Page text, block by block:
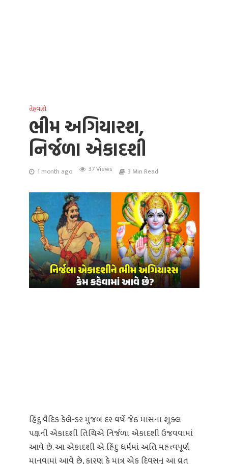
તેહવારો
ભીમ અગિયારશ,
નિર્જળા એકાદશી
1 month ago 37 Views 3 Min Read
હિંદુ વૈદિક કેલેન્ડર મુજબ દર વર્ષે જેઠ માસના શુક્લ
પક્ષની એકાદશી તિથિએ નિર્જળા એકાદશી ઉજવવામાં
આવે છે. આ એકાદશી એ હિંદુ ધર્મમાં અતિ મહત્ત્વપૂર્ણ
માનવામાં આવે છે, કારણ કે માત્ર એક દિવસનું આ વ્રત